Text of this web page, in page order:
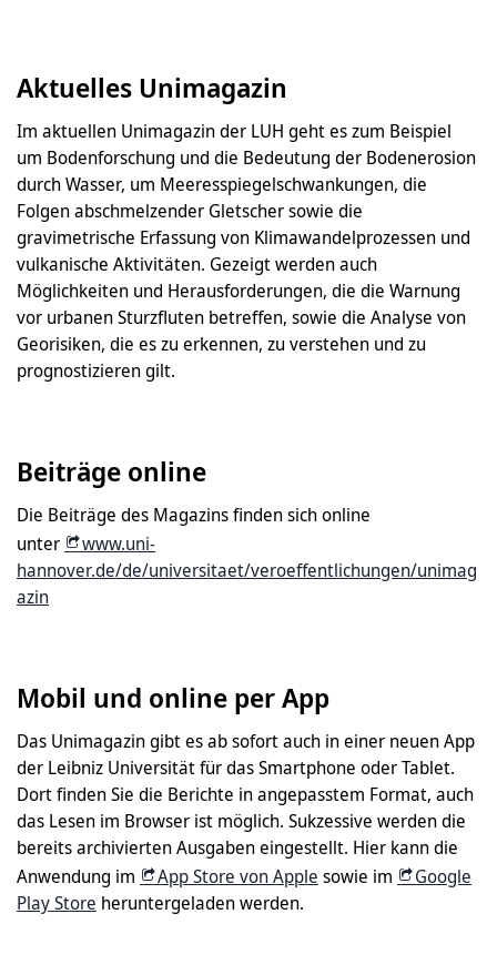
Aktuelles Unimagazin
Im aktuellen Unimagazin der LUH geht es zum Beispiel
um Bodenforschung und die Bedeutung der Bodenerosion
durch Wasser, um Meeresspiegelschwankungen, die
Folgen abschmelzender Gletscher sowie die
gravimetrische Erfassung von Klimawandelprozessen und
vulkanische Aktivitäten. Gezeigt werden auch
Möglichkeiten und Herausforderungen, die die Warnung
vor urbanen Sturzfluten betreffen, sowie die Analyse von
Georisiken, die es zu erkennen, zu verstehen und zu
prognostizieren gilt.
Beiträge online
Die Beiträge des Magazins finden sich online
unter
www.uni-
hannover.de/de/universitaet/veroeffentlichungen/unimag
azin
Mobil und online per App
Das Unimagazin gibt es ab sofort auch in einer neuen App
der Leibniz Universität für das Smartphone oder Tablet.
Dort finden Sie die Berichte in angepasstem Format, auch
das Lesen im Browser ist möglich. Sukzessive werden die
bereits archivierten Ausgaben eingestellt. Hier kann die
Anwendung im
App Store von Apple sowie im
Google
Play Store heruntergeladen werden.